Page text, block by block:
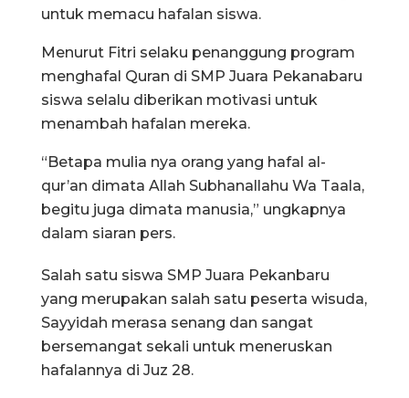
untuk memacu hafalan siswa.
Menurut Fitri selaku penanggung program
menghafal Quran di SMP Juara Pekanabaru
siswa selalu diberikan motivasi untuk
menambah hafalan mereka.
“Betapa mulia nya orang yang hafal al-
qur’an dimata Allah Subhanallahu Wa Taala,
begitu juga dimata manusia,” ungkapnya
dalam siaran pers.
Salah satu siswa SMP Juara Pekanbaru
yang merupakan salah satu peserta wisuda,
Sayyidah merasa senang dan sangat
bersemangat sekali untuk meneruskan
hafalannya di Juz 28.